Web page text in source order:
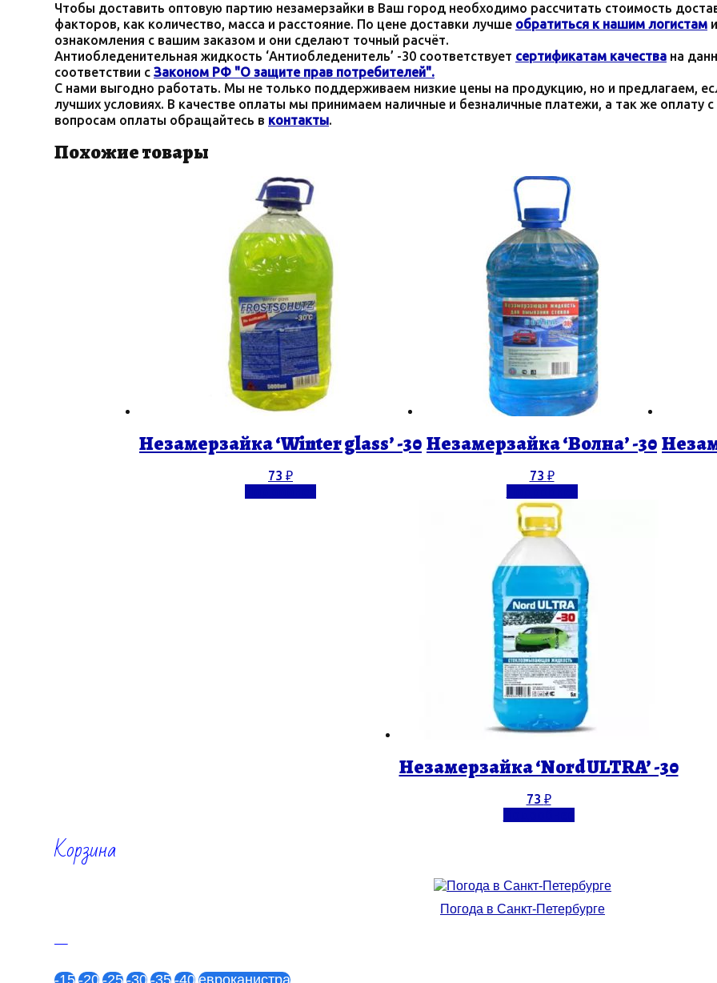
Чтобы доставить оптовую партию незамерзайки в Ваш город необходимо рассчитать стоимость
факторов, как количество, масса и расстояние. По цене доставки лучше обратиться к нашим логистам
ознакомления с вашим заказом и они сделают точный расчёт.
Антиобледенительная жидкость ‘Антиобледенитель’ -30 соответствует сертификатам качества на
соответствии с Законом РФ "О защите прав потребителей".
С нами выгодно работать. Мы не только поддерживаем низкие цены на продукцию, но и предлагаем,
лучших условиях. В качестве оплаты мы принимаем наличные и безналичные платежи, а так же
вопросам оплаты обращайтесь в контакты.
Похожие товары
Незамерзайка ‘Winter glass’ -30
73 ₽
Незамерзайка ‘Волна’ -30
73 ₽
Незамерзайка ‘Nord ULTRA’ -30
73 ₽
Корзина
Погода в Санкт-Петербурге
—
-15 -20 -25 -30 -35 -40 евроканистра